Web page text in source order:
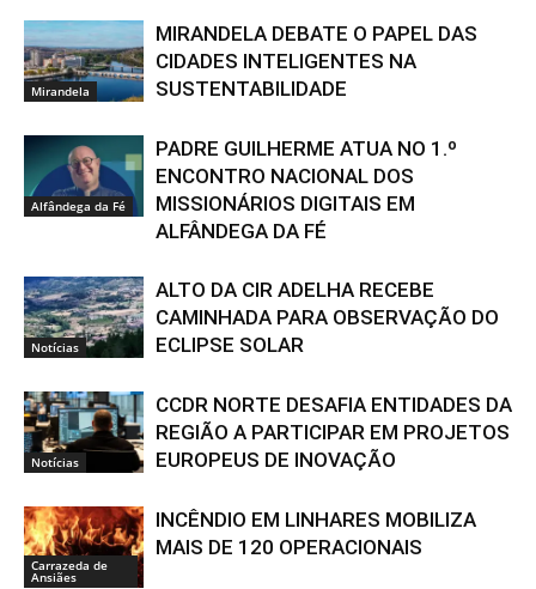
Mirandela
MIRANDELA DEBATE O PAPEL DAS
CIDADES INTELIGENTES NA
SUSTENTABILIDADE
Alfândega da Fé
PADRE GUILHERME ATUA NO 1.º
ENCONTRO NACIONAL DOS
MISSIONÁRIOS DIGITAIS EM
ALFÂNDEGA DA FÉ
Notícias
ALTO DA CIR ADELHA RECEBE
CAMINHADA PARA OBSERVAÇÃO DO
ECLIPSE SOLAR
Notícias
CCDR NORTE DESAFIA ENTIDADES DA
REGIÃO A PARTICIPAR EM PROJETOS
EUROPEUS DE INOVAÇÃO
Carrazeda de
Ansiães
INCÊNDIO EM LINHARES MOBILIZA
MAIS DE 120 OPERACIONAIS